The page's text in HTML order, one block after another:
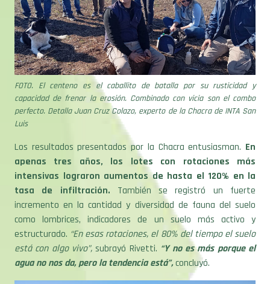
FOTO. El centeno es el caballito de batalla por su rusticidad y
capacidad de frenar la erosión. Combinado con vicia son el combo
perfecto. Detalla Juan Cruz Colazo, experto de la Chacra de INTA San
Luis
Los resultados presentados por la Chacra entusiasman. En
apenas tres años, los lotes con rotaciones más
intensivas lograron aumentos de hasta el 120% en la
tasa de infiltración. También se registró un fuerte
incremento en la cantidad y diversidad de fauna del suelo
como lombrices, indicadores de un suelo más activo y
estructurado. “En esas rotaciones, el 80% del tiempo el suelo
está con algo vivo”, subrayó Rivetti. “Y no es más porque el
agua no nos da, pero la tendencia está”,concluyó.